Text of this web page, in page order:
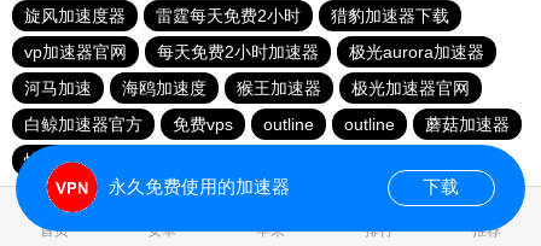
旋风加速度器
雷霆每天免费2小时
猎豹加速器下载
vp加速器官网
每天免费2小时加速器
极光aurora加速器
河马加速
海鸥加速度 猴王加速器
极光加速器官网
白鲸加速器官方
免费vps outline outline
蘑菇加速器
快联加速器
首页 安卓 苹果 排行 推荐
永久免费使用的加速器 下载
0.029977s